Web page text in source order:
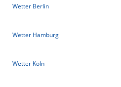
Wetter Berlin
Wetter Hamburg
Wetter Köln